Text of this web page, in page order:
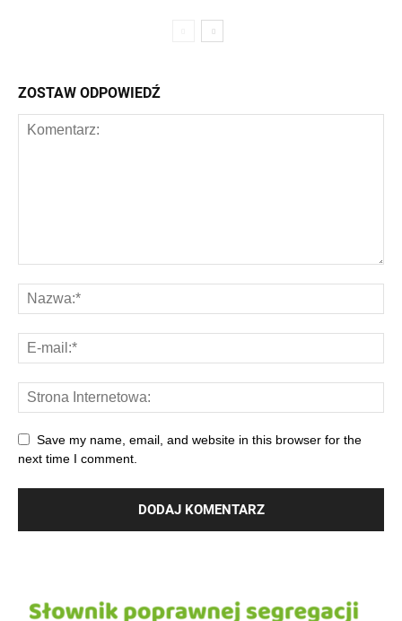
ZOSTAW ODPOWIEDŹ
Save my name, email, and website in this browser for the
next time I comment.